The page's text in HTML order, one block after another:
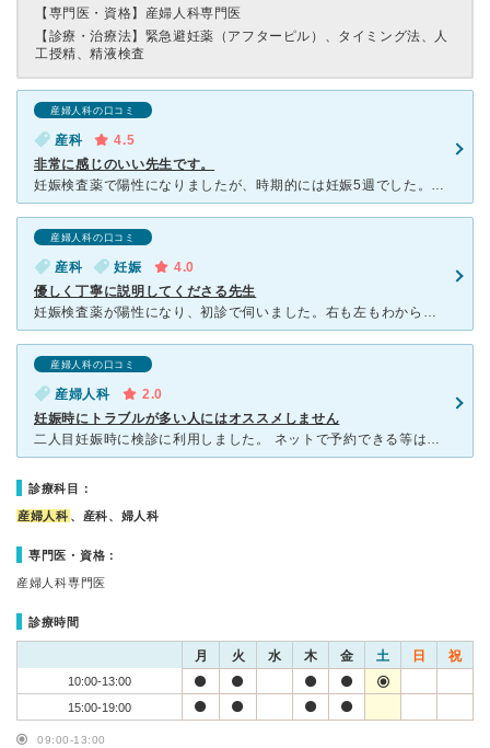
【専門医・資格】 産婦人科専門医
【診療・治療法】 緊急避妊薬（アフターピル）、タイミング法、人
工授精、精液検査
産婦人科の口コミ
産科
4.5
非常に感じのいい先生です。
妊娠検査薬で陽性になりましたが、時期的には妊娠5週でした。 ところが体調が悪くなり、まだ行っても全然、早い事は分かってましたが家から近い場所を調べて飛び込みで行きました。 とても感じの良い優しい先
産婦人科の口コミ
産科 妊娠
4.0
優しく丁寧に説明してくださる先生
妊娠検査薬が陽性になり、初診で伺いました。右も左もわからず、またちゃんと妊娠しているかも不安に思いつつみていただきましたが、物腰柔らかで丁寧に説明していただけたので、とてもよかったです。ただ、男性の先
産婦人科の口コミ
産婦人科
2.0
妊娠時にトラブルが多い人にはオススメしません
二人目妊娠時に検診に利用しました。 ネットで予約できる等は便利で良かったです。 しかし受付の人の保険証の返却忘れ、処方箋の渡し忘れ、先生を交えて伝えておいたのにも関わらず国保関係の手続きを患者にささる
診療科目：
産婦人科 、産科、婦人科
専門医・資格：
産婦人科専門医
診療時間
月 火 水 木 金 土 日 祝
10:00-13:00
15:00-19:00
09:00-13:00